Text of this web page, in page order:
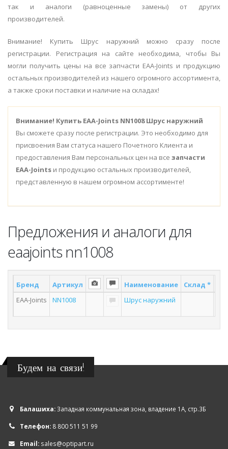
так и аналоги (равноценные замены) от других
производителей.
Внимание! Купить Шрус наружний можно сразу после
регистрации. Регистрация на сайте необходима, чтобы Вы
могли получить цены на все запчасти EAA-Joints и продукцию
остальных производителей из нашего огромного ассортимента,
а также сроки поставки и наличие на складах!
Внимание! Купить EAA-Joints NN1008 Шрус наружний
Вы сможете сразу после регистрации. Это необходимо для
присвоения Вам статуса нашего Почетного Клиента и
предоставления Вам персональных цен на все запчасти
EAA-Joints и продукцию остальных производителей,
представленную в нашем огромном ассортименте!
Предложения и аналоги для
eaajoints nn1008
Бренд Артикул Наименование Склад *
EAA-Joints
NN1008 Шрус наружний
Будем на связи!
Балашиха:Западная коммунальная зона, владение 1А, стр.3Б
Телефон: 8 800 511 51 99
Email: sales@optipart.ru